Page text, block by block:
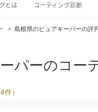
とは コーティング診断
島根県のピュアキーパーの評
パーのコー
4件）